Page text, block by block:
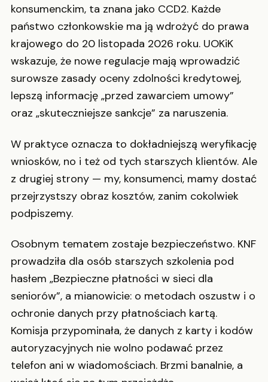
konsumenckim, ta znana jako CCD2. Każde
państwo członkowskie ma ją wdrożyć do prawa
krajowego do 20 listopada 2026 roku. UOKiK
wskazuje, że nowe regulacje mają wprowadzić
surowsze zasady oceny zdolności kredytowej,
lepszą informację „przed zawarciem umowy”
oraz „skuteczniejsze sankcje” za naruszenia.
W praktyce oznacza to dokładniejszą weryfikację
wniosków, no i też od tych starszych klientów. Ale
z drugiej strony — my, konsumenci, mamy dostać
przejrzystszy obraz kosztów, zanim cokolwiek
podpiszemy.
Osobnym tematem zostaje bezpieczeństwo. KNF
prowadziła dla osób starszych szkolenia pod
hasłem „Bezpieczne płatności w sieci dla
seniorów”, a mianowicie: o metodach oszustw i o
ochronie danych przy płatnościach kartą.
Komisja przypominała, że danych z karty i kodów
autoryzacyjnych nie wolno podawać przez
telefon ani w wiadomościach. Brzmi banalnie, a